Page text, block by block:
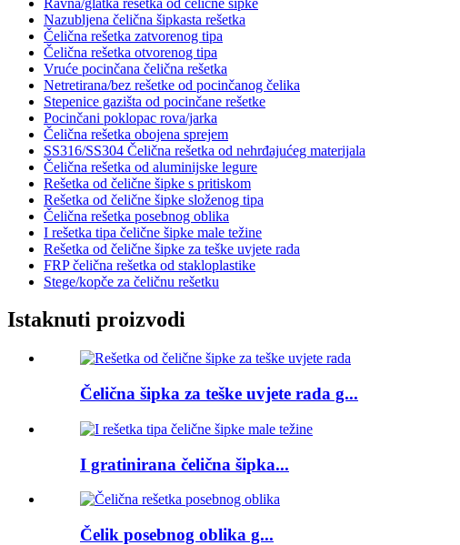
Nazubljena čelična šipkasta rešetka
Čelična rešetka zatvorenog tipa
Čelična rešetka otvorenog tipa
Vruće pocinčana čelična rešetka
Netretirana/bez rešetke od pocinčanog čelika
Stepenice gazišta od pocinčane rešetke
Pocinčani poklopac rova/jarka
Čelična rešetka obojena sprejem
SS316/SS304 Čelična rešetka od nehrđajućeg materijala
Čelična rešetka od aluminijske legure
Rešetka od čelične šipke s pritiskom
Rešetka od čelične šipke složenog tipa
Čelična rešetka posebnog oblika
I rešetka tipa čelične šipke male težine
Rešetka od čelične šipke za teške uvjete rada
FRP čelična rešetka od stakloplastike
Stege/kopče za čeličnu rešetku
Istaknuti proizvodi
Čelična šipka za teške uvjete rada g...
I gratinirana čelična šipka...
Čelik posebnog oblika g...